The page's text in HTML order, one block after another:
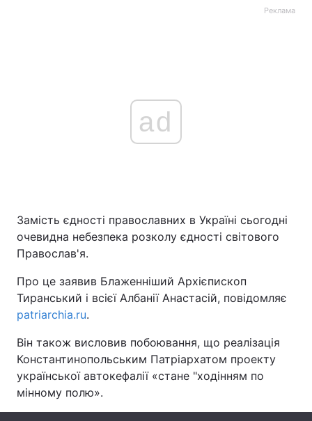
Головна Війна
Україна
Економіка Світ
Спорт Наука
Техно і зв'язок Лайт
Реклама
ad
Замість єдності православних в Україні сьогодні
очевидна небезпека розколу єдності світового
Православ'я.
Про це заявив Блаженніший Архієпископ
Тиранський і всієї Албанії Анастасій, повідомляє
patriarchia.ru.
Він також висловив побоювання, що реалізація
Константинопольським Патріархатом проекту
української автокефалії «стане "ходінням по
мінному полю».